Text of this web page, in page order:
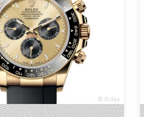
© Rolex